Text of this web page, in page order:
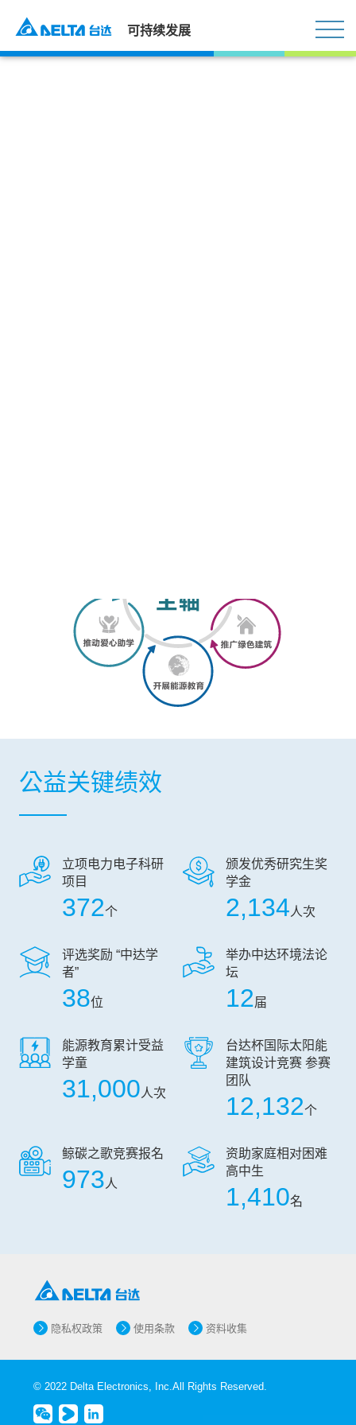
可持续发展
公益关键绩效
立项电力电子科研
项目
372个
颁发优秀研究生奖
学金
2,134人次
评选奖励 “中达学
者”
38位
举办中达环境法论
坛
12届
能源教育累计受益
学童
31,000人次
台达杯国际太阳能
建筑设计竞赛 参赛
团队
12,132个
鲸碳之歌竞赛报名
973人
资助家庭相对困难
高中生
1,410名
隐私权政策 使用条款 资料收集
© 2022 Delta Electronics, Inc.All Rights Reserved.